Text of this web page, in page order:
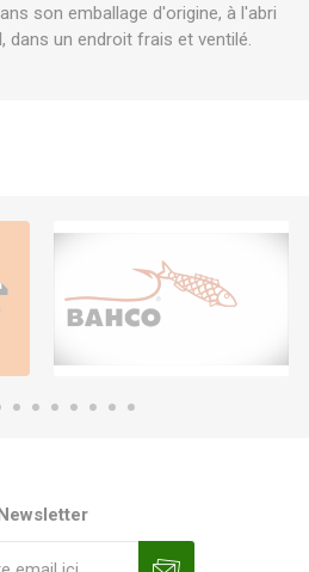
son emballage d'origine, à l'abri
dans un endroit frais et ventilé.